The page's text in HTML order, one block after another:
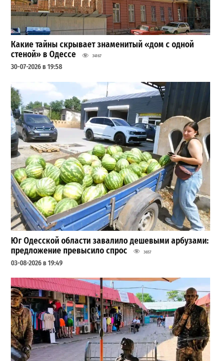
Какие тайны скрывает знаменитый «дом с одной
стеной» в Одессе
34167
30-07-2026 в 19:58
Юг Одесской области завалило дешевыми арбузами:
предложение превысило спрос
3657
03-08-2026 в 19:49